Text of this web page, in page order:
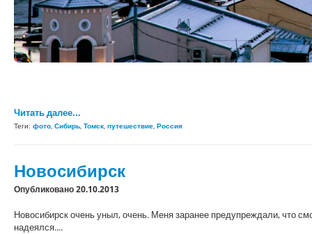
Читать далее...
Теги: фото, Сибирь, Томск, путешествие, Россия
Новосибирск
Опубликовано 20.10.2013
Новосибирск очень уныл, очень. Меня заранее предупреждали, что
надеялся....